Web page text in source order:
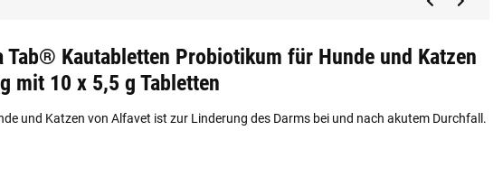
Tab® Kautabletten Probiotikum für Hunde und Katzen
mit 10 x 5,5 g Tabletten
und Katzen von Alfavet ist zur Linderung des Darms bei und nach akutem Durchfall.